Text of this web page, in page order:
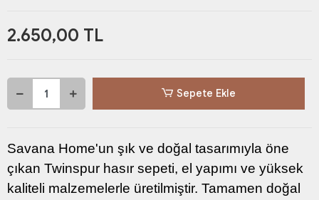
2.650,00 TL
Sepete Ekle
Savana Home'un şık ve doğal tasarımıyla öne
çıkan Twinspur hasır sepeti, el yapımı ve yüksek
kaliteli malzemelerle üretilmiştir. Tamamen doğal